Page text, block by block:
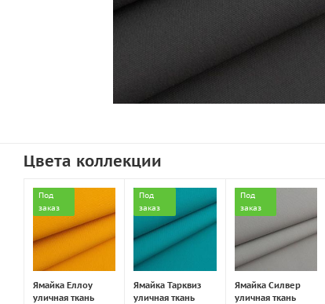
Цвета коллекции
Под
заказ
Ямайка Еллоу
уличная ткань
Под
заказ
Ямайка Тарквиз
уличная ткань
Под
заказ
Ямайка Силвер
уличная ткань